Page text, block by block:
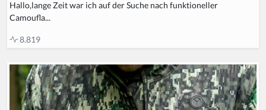
Hallo,lange Zeit war ich auf der Suche nach funktioneller
Camoufla...
8.819